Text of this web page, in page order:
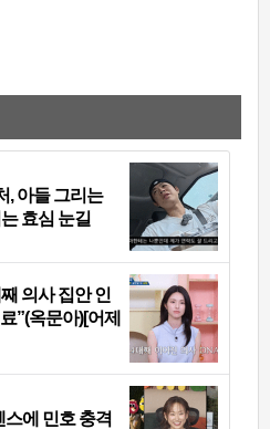
, 아들 그리는
효심 눈길
의사 집안 인
”(옥문아)[어제
스에 민호 충격